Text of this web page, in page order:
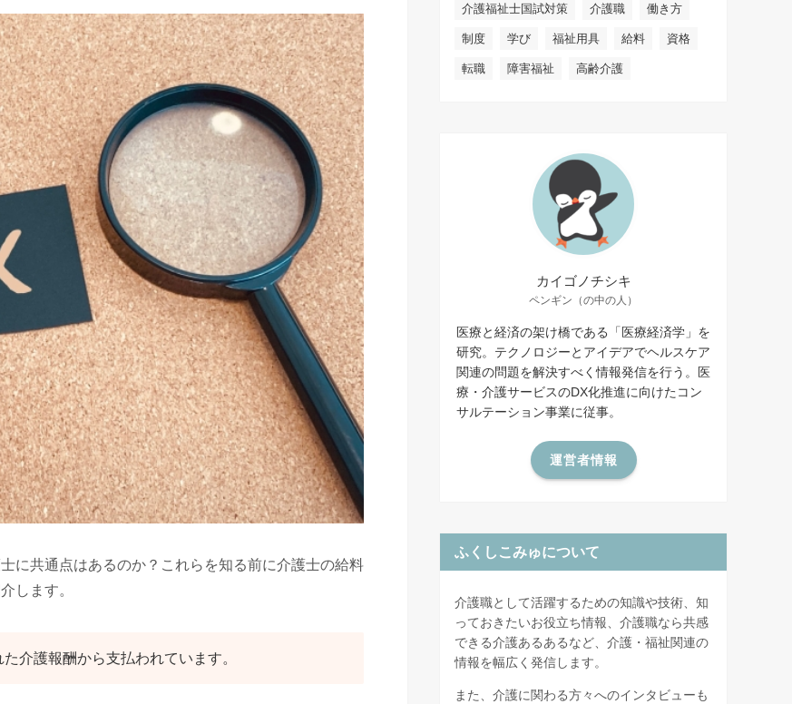
に共通点はあるのか？これらを知る前に介護士の給料
します。
介護報酬から支払われています。
介護福祉士国試対策 介護職 働き方
制度 学び 福祉用具 給料 資格
転職 障害福祉 高齢介護
カイゴノチシキ
ペンギン（の中の人）
医療と経済の架け橋である「医療経済学」を
研究。テクノロジーとアイデアでヘルスケア
関連の問題を解決すべく情報発信を行う。医
療・介護サービスのDX化推進に向けたコン
サルテーション事業に従事。
運営者情報
ふくしこみゅについて
介護職として活躍するための知識や技術、知
っておきたいお役立ち情報、介護職なら共感
できる介護あるあるなど、介護・福祉関連の
情報を幅広く発信します。
また、介護に関わる方々へのインタビューも